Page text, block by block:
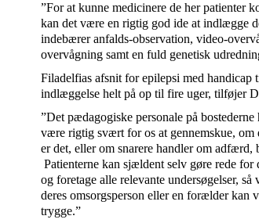
”For at kunne medicinere de her patienter
kan det være en rigtig god ide at indlægge
indebærer anfalds-observation, video-
overvågning samt en fuld genetisk
Filadelfias afsnit for epilepsi med
indlæggelse helt på op til fire uger, tilføjer
”Det pædagogiske personale på
være rigtig svært for os at gennemskue, om
er det, eller om snarere handler om
Patienterne kan sjældent selv gøre rede
og foretage alle relevante undersøgelser,
deres omsorgsperson eller en forælder kan
trygge.”